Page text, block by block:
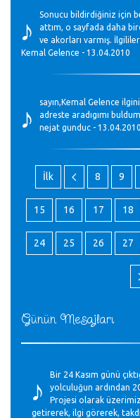
Günün Mesajları
♪
Bir 24 Kasım günü
yolculuğun ardından
Projesi olarak
getirerek, ilgi görerek,
♪
Sonucu bildirdiğiniz için
attım, o sayfada daha
ve akorları varmış.
Kemal Gelence - 13.04.2010
♪
sayın,Kemal Gelence
adreste aradıgımı
nejat gunduc - 13.04.2010
İlk 8 9
15 16 17 18
24 25 26 27